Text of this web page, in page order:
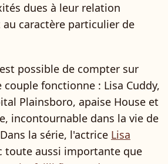
dues à leur relation
caractère particulier de
possible de compter sur
couple fonctionne : Lisa Cuddy,
Plainsboro, apaise House et
incontournable dans la vie de
la série, l'actrice Lisa
toute aussi importante que